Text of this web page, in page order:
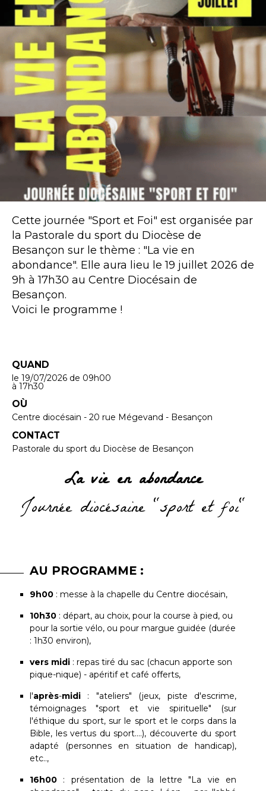
Cette journée "Sport et Foi" est organisée par
la Pastorale du sport du Diocèse de
Besançon sur le thème : "La vie en
abondance". Elle aura lieu le 19 juillet 2026 de
9h à 17h30 au Centre Diocésain de
Besançon.
Voici le programme !
QUAND
le 19/07/2026 de 09h00
à 17h30
OÙ
Centre diocésain - 20 rue Mégevand - Besançon
CONTACT
Pastorale du sport du Diocèse de Besançon
La vie en abondance
Journée diocésaine "sport et foi"
AU PROGRAMME :
9h00 : messe à la chapelle du Centre diocésain,
10h30 : départ, au choix, pour la course à pied, ou
pour la sortie vélo, ou pour margue guidée (durée
: 1h30 environ),
vers midi : repas tiré du sac (chacun apporte son
pique-nique) - apéritif et café offerts,
l'après-midi : "ateliers" (jeux, piste d'escrime,
témoignages "sport et vie spirituelle" (sur
l'éthique du sport, sur le sport et le corps dans la
Bible, les vertus du sport....), découverte du sport
adapté (personnes en situation de handicap),
etc..,
16h00 : présentation de la lettre "La vie en